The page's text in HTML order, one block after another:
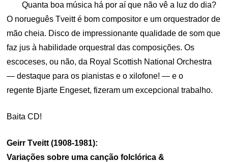
Quanta boa música há por aí que não vê a luz do dia?
O norueguês Tveitt é bom compositor e um orquestrador de
mão cheia. Disco de impressionante qualidade de som que
faz jus à habilidade orquestral das composições. Os
escoceses, ou não, da Royal Scottish National Orchestra
— destaque para os pianistas e o xilofone! — e o
regente Bjarte Engeset, fizeram um excepcional trabalho.
Baita CD!
Geirr Tveitt (1908-1981):
Variações sobre uma canção folclórica &